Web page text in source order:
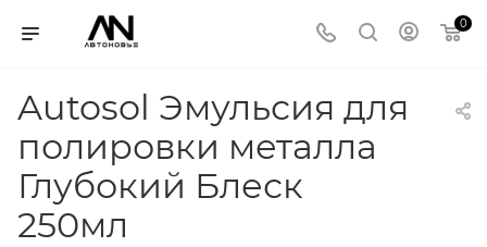
0
Autosol Эмульсия для
полировки металла
Глубокий Блеск
250мл